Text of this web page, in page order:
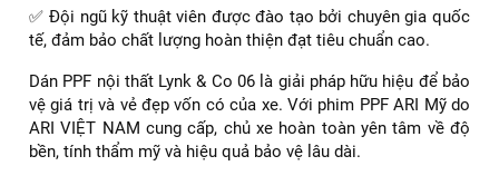
✅ Đội ngũ kỹ thuật viên được đào tạo bởi chuyên gia quốc
tế, đảm bảo chất lượng hoàn thiện đạt tiêu chuẩn cao.
Dán PPF nội thất Lynk & Co 06 là giải pháp hữu hiệu để bảo
vệ giá trị và vẻ đẹp vốn có của xe. Với phim PPF ARI Mỹ do
ARI VIỆT NAM cung cấp, chủ xe hoàn toàn yên tâm về độ
bền, tính thẩm mỹ và hiệu quả bảo vệ lâu dài.